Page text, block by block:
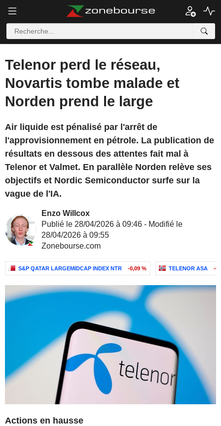
Telenor perd le réseau,
Novartis tombe malade et
Norden prend le large
Air liquide est pénalisé par l'arrêt de
l'approvisionnement en pétrole. La publication de
résultats en dessous des attentes fait mal à
Telenor et Valmet. En parallèle Norden relève ses
objectifs et Nordic Semiconductor surfe sur la
vague de l'IA.
Enzo Willcox
Publié le 28/04/2026 à 09:46 - Modifié le
28/04/2026 à 09:55
Zonebourse.com
S&P QATAR LARGEMIDCAP INDEX NTR -0,09 % TELENOR ASA -
Actions en hausse